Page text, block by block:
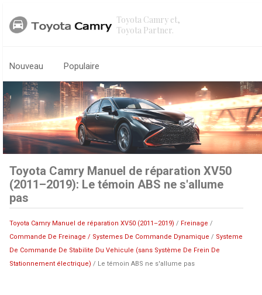
Toyota Camry et,
Toyota Partner.
Nouveau Populaire
Toyota Camry Manuel de réparation XV50
(2011–2019): Le témoin ABS ne s'allume
pas
Toyota Camry Manuel de réparation XV50 (2011–2019) / Freinage /
Commande De Freinage / Systemes De Commande Dynamique / Systeme
De Commande De Stabilite Du Vehicule (sans Système De Frein De
Stationnement électrique) / Le témoin ABS ne s'allume pas